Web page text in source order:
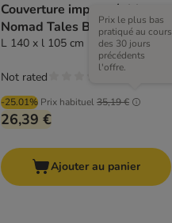
Couverture imperméable
Nomad Tales Blush taupe
L 140 x l 105 cm
-25.01% Prix habituel35,19 €
Prix le plus bas
pratiqué au cours
des 30 jours
précédents
l'offre.
26,39 €
Not rated
Ajouter au panier